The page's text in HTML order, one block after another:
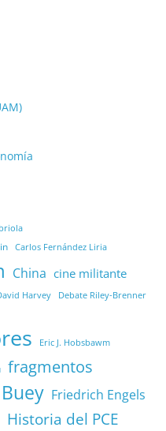
Carlos Fernández Liria
China cine militante
Harvey Debate Riley-Brenner
Eric J. Hobsbawm
fragmentos
Friedrich Engels
Historia del PCE